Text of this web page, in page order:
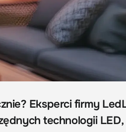
Eksperci firmy
technologii LED,